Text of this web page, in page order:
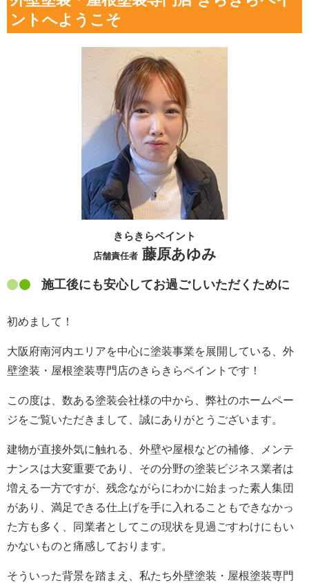
ントへようこそ
きらきらペイント
店舗責任者藤原あゆみ
施工後にも安心してお過ごしいただくために
初めまして！
大阪府南河内エリアを中心に塗装事業を展開している、外
壁塗装・屋根塗装専門店のきらきらペイントです！
この度は、数ある塗装会社様の中から、弊社のホームペー
ジをご覧いただきまして、誠にありがとうございます。
建物が直接外気に触れる、外壁や屋根などの補修、メンテ
ナンスは大変重要であり、その分野の塗装ビジネス業者は
増える一方ですが、残念ながらにわかに始まった素人集団
があり、満足できる仕上げを手に入れることもできなかっ
た方も多く、同業者としてこの現状を見過ごすわけにもい
かないものと痛感しております。
そういった背景を踏まえ、私たち外壁塗装・屋根塗装専門